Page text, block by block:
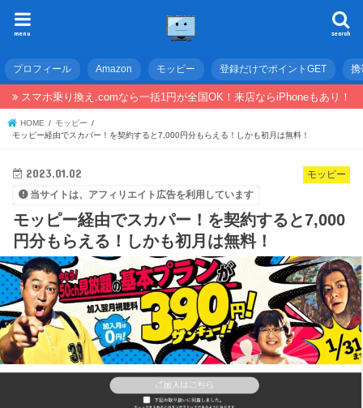
search
menu
プロフィール Amazon モッピー 登録だけでポイントGET 携
スマホ乗り換え.comなら一括1円が全国OK！来店ならiPhoneもあり！
HOME
モッピー
モッピー経由でスカパー！を契約すると7,000円分もらえる！しかも初月は無料！
モッピー
2023.01.02
当サイトは、アフィリエイト広告を利用しています
モッピー経由でスカパー！を契約すると7,000
円分もらえる！しかも初月は無料！